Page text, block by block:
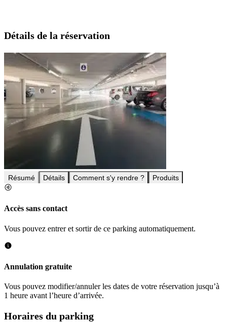
Détails de la réservation
Résumé Détails Comment s'y rendre ? Produits
Accès sans contact
Vous pouvez entrer et sortir de ce parking automatiquement.
Annulation gratuite
Vous pouvez modifier/annuler les dates de votre réservation jusqu’à
1 heure avant l’heure d’arrivée.
Horaires du parking